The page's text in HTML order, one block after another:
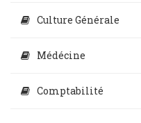
Culture Générale
Médécine
Comptabilité